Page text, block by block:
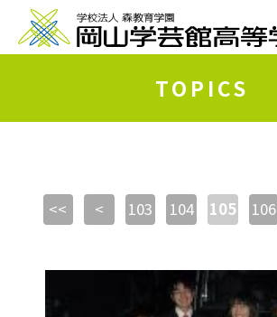
TOPICS
<< < 103 104 105 106